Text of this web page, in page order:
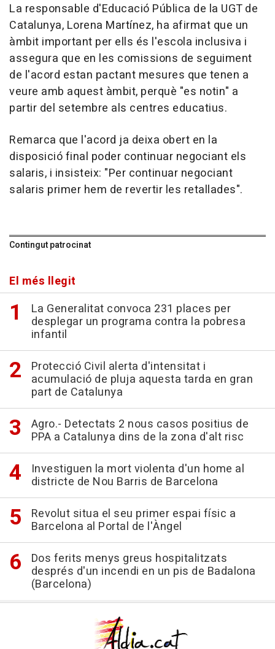
La responsable d'Educació Pública de la UGT de
Catalunya, Lorena Martínez, ha afirmat que un
àmbit important per ells és l'escola inclusiva i
assegura que en les comissions de seguiment
de l'acord estan pactant mesures que tenen a
veure amb aquest àmbit, perquè "es notin" a
partir del setembre als centres educatius.
Remarca que l'acord ja deixa obert en la
disposició final poder continuar negociant els
salaris, i insisteix: "Per continuar negociant
salaris primer hem de revertir les retallades".
Contingut patrocinat
El més llegit
La Generalitat convoca 231 places per
desplegar un programa contra la pobresa
infantil
Protecció Civil alerta d'intensitat i
acumulació de pluja aquesta tarda en gran
part de Catalunya
Agro.- Detectats 2 nous casos positius de
PPA a Catalunya dins de la zona d'alt risc
Investiguen la mort violenta d'un home al
districte de Nou Barris de Barcelona
Revolut situa el seu primer espai físic a
Barcelona al Portal de l'Àngel
Dos ferits menys greus hospitalitzats
després d'un incendi en un pis de Badalona
(Barcelona)